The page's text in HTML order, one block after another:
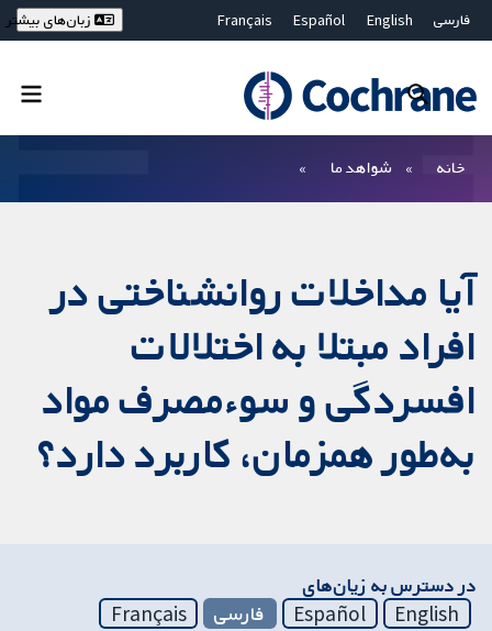
فارسی English
Español
Français
Bahasa Malaysia
ไทย
繁體中文
زبان‌های بیشتر
خانه شواهد ما
آیا مداخلات روانشناختی در
افراد مبتلا به اختلالات
افسردگی و سوءمصرف مواد
به‌طور همزمان، کاربرد دارد؟
در دسترس به زیان‌های
English
Español فارسی
Français